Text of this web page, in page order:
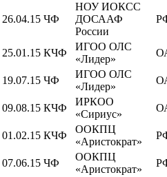
26.04.15 ЧФ
НОУ ИОКСС
ДОСААФ
России
25.01.15 КЧФ
ИГОО ОЛС
«Лидер»
19.07.15 ЧФ
ИГОО ОЛС
«Лидер»
09.08.15 КЧФ
ИРКОО
«Сириус»
01.02.15 КЧФ
ООКПЦ
«Аристократ»
07.06.15 ЧФ
ООКПЦ
«Аристократ»